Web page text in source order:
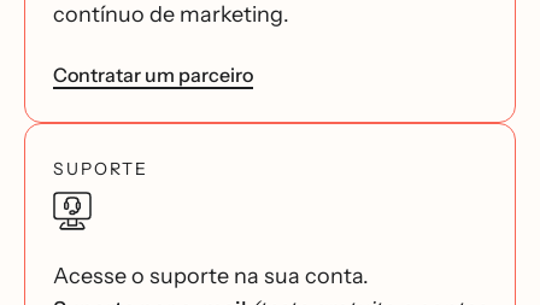
contínuo de marketing.
Contratar um parceiro
SUPORTE
Acesse o suporte na sua conta.